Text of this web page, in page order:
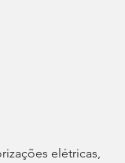
elétricas,